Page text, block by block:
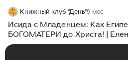
Книжный клуб "День"9 мес
Исида с Младенцем: Как
БОГОМАТЕРИ до Христа! |